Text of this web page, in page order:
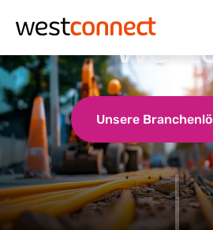
Hauptnavigation
Inhalt
Unsere